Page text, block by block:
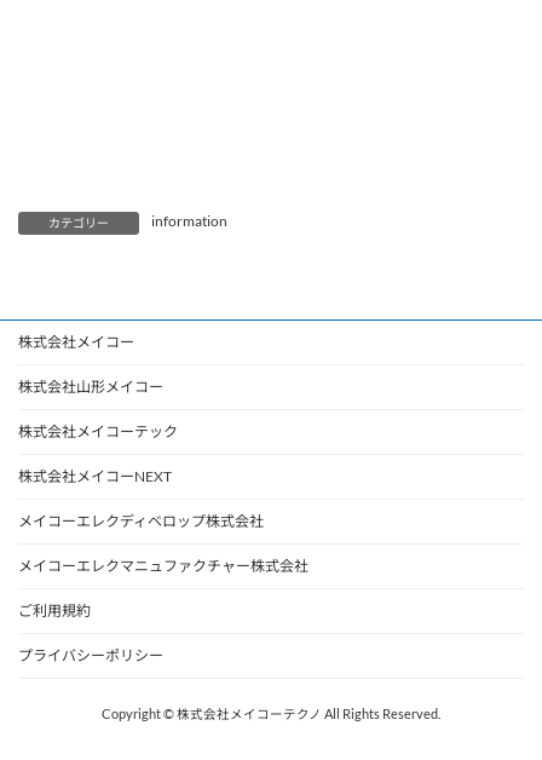
カテゴリー information
株式会社メイコー
株式会社山形メイコー
株式会社メイコーテック
株式会社メイコーNEXT
メイコーエレクディベロップ株式会社
メイコーエレクマニュファクチャー株式会社
ご利用規約
プライバシーポリシー
Copyright © 株式会社メイコーテクノ All Rights Reserved.